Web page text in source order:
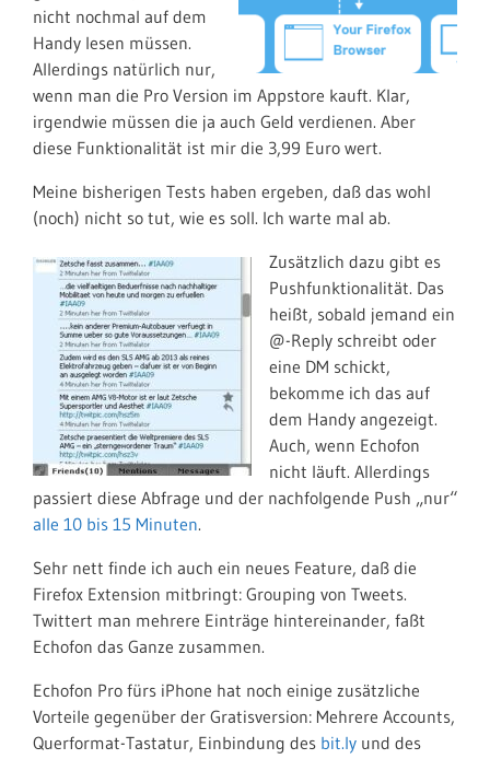
nicht nochmal auf dem
Handy lesen müssen.
Allerdings natürlich nur,
wenn man die Pro Version im Appstore kauft. Klar,
irgendwie müssen die ja auch Geld verdienen. Aber
diese Funktionalität ist mir die 3,99 Euro wert.
Meine bisherigen Tests haben ergeben, daß das wohl
(noch) nicht so tut, wie es soll. Ich warte mal ab.
Zusätzlich dazu gibt es
Pushfunktionalität. Das
heißt, sobald jemand ein
@-Reply schreibt oder
eine DM schickt,
bekomme ich das auf
dem Handy angezeigt.
Auch, wenn Echofon
nicht läuft. Allerdings
passiert diese Abfrage und der nachfolgende Push „nur“
alle 10 bis 15 Minuten.
Sehr nett finde ich auch ein neues Feature, daß die
Firefox Extension mitbringt: Grouping von Tweets.
Twittert man mehrere Einträge hintereinander, faßt
Echofon das Ganze zusammen.
Echofon Pro fürs iPhone hat noch einige zusätzliche
Vorteile gegenüber der Gratisversion: Mehrere Accounts,
Querformat-Tastatur, Einbindung des bit.ly und des